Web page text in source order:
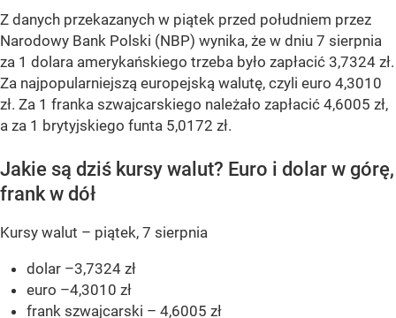
Z danych przekazanych w piątek przed południem przez
Narodowy Bank Polski (NBP) wynika, że w dniu 7 sierpnia
za 1 dolara amerykańskiego trzeba było zapłacić 3,7324 zł.
Za najpopularniejszą europejską walutę, czyli euro 4,3010
zł. Za 1 franka szwajcarskiego należało zapłacić 4,6005 zł,
a za 1 brytyjskiego funta 5,0172 zł.
Jakie są dziś kursy walut? Euro i dolar w górę,
frank w dół
Kursy walut – piątek, 7 sierpnia
dolar –3,7324 zł
euro –4,3010 zł
frank szwajcarski – 4,6005 zł